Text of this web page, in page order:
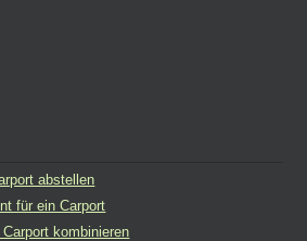
abstellen
für ein Carport
kombinieren